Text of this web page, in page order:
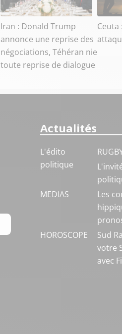
Iran : Donald Trump
annonce une reprise des
négociations, Téhéran nie
toute reprise de dialogue
Ceuta
Actualités
L'édito
politique
MEDIAS
Les
HOROSCOPE
Sud
votre
avec